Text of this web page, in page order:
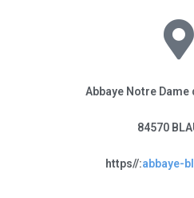
Abbaye Notre Dame
84570
https//:abbaye-